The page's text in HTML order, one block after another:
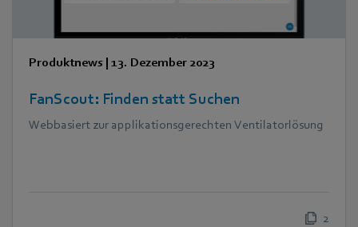
Produktnews | 13. Dezember 2023
FanScout: Finden statt Suchen
Webbasiert zur applikationsgerechten Ventilatorlösung
2